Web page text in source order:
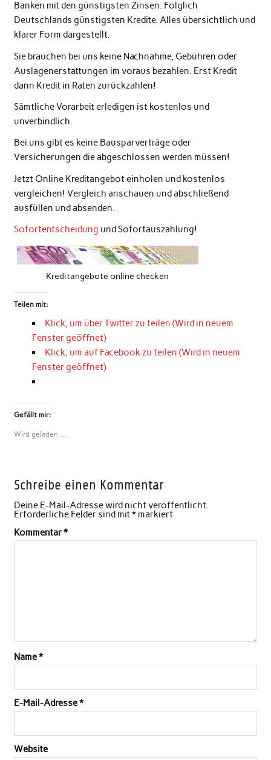
Banken mit den günstigsten Zinsen. Folglich
Deutschlands günstigsten Kredite. Alles übersichtlich und
klarer Form dargestellt.
Sie brauchen bei uns keine Nachnahme, Gebühren oder
Auslagenerstattungen im voraus bezahlen. Erst Kredit
dann Kredit in Raten zurückzahlen!
Sämtliche Vorarbeit erledigen ist kostenlos und
unverbindlich.
Bei uns gibt es keine Bausparverträge oder
Versicherungen die abgeschlossen werden müssen!
Jetzt Online Kreditangebot einholen und kostenlos
vergleichen! Vergleich anschauen und abschließend
ausfüllen und absenden.
Sofortentscheidung und Sofortauszahlung!
Kreditangebote online checken
Teilen mit:
Klick, um über Twitter zu teilen (Wird in neuem
Fenster geöffnet)
Klick, um auf Facebook zu teilen (Wird in neuem
Fenster geöffnet)
Gefällt mir:
Wird geladen …
Schreibe einen Kommentar
Deine E-Mail-Adresse wird nicht veröffentlicht.
Erforderliche Felder sind mit*markiert
Kommentar*
Name*
E-Mail-Adresse*
Website